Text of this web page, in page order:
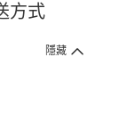
方式
隱藏